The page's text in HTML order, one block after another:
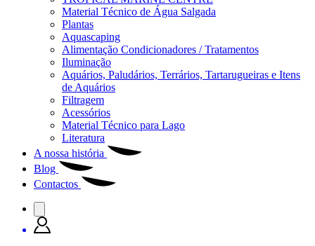
Material Técnico de Água Salgada
Plantas
Aquascaping
Alimentação Condicionadores / Tratamentos
Iluminação
Aquários, Paludários, Terrários, Tartarugueiras e Itens
de Aquários
Filtragem
Acessórios
Material Técnico para Lago
Literatura
A nossa história
Blog
Contactos